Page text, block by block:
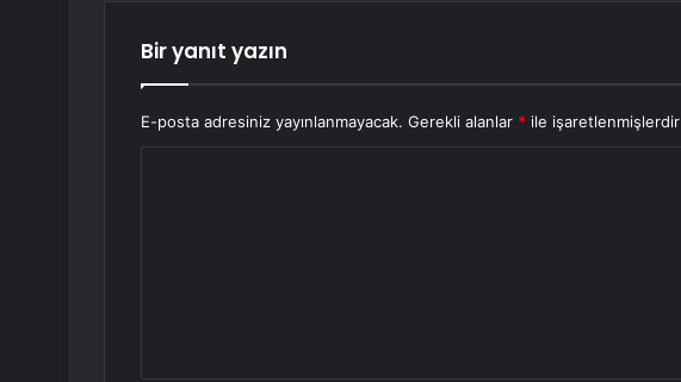
Bir yanıt yazın
E-posta adresiniz yayınlanmayacak. Gerekli alanlar * ile işaretlenmişlerdir